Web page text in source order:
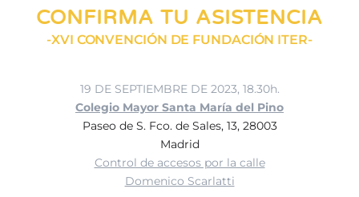
CONFIRMA TU ASISTENCIA
-XVI CONVENCIÓN DE FUNDACIÓN ITER-
19 DE SEPTIEMBRE DE 2023, 18.30h.
Colegio Mayor Santa María del Pino
Paseo de S. Fco. de Sales, 13, 28003
Madrid
Control de accesos por la calle
Domenico Scarlatti